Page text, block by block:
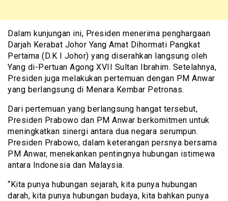
Dalam kunjungan ini, Presiden menerima penghargaan
Darjah Kerabat Johor Yang Amat Dihormati Pangkat
Pertama (D.K I Johor) yang diserahkan langsung oleh
Yang di-Pertuan Agong XVII Sultan Ibrahim. Setelahnya,
Presiden juga melakukan pertemuan dengan PM Anwar
yang berlangsung di Menara Kembar Petronas.
Dari pertemuan yang berlangsung hangat tersebut,
Presiden Prabowo dan PM Anwar berkomitmen untuk
meningkatkan sinergi antara dua negara serumpun.
Presiden Prabowo, dalam keterangan persnya bersama
PM Anwar, menekankan pentingnya hubungan istimewa
antara Indonesia dan Malaysia.
“Kita punya hubungan sejarah, kita punya hubungan
darah, kita punya hubungan budaya, kita bahkan punya